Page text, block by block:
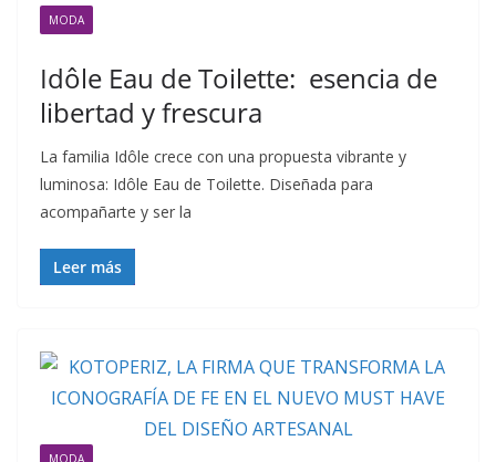
MODA
Idôle Eau de Toilette: esencia de
libertad y frescura
La familia Idôle crece con una propuesta vibrante y
luminosa: Idôle Eau de Toilette. Diseñada para
acompañarte y ser la
Leer más
MODA